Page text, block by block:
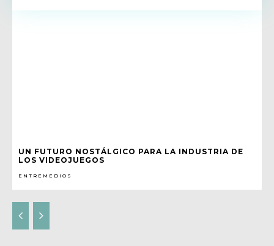
UN FUTURO NOSTÁLGICO PARA LA INDUSTRIA DE
LOS VIDEOJUEGOS
ENTREMEDIOS